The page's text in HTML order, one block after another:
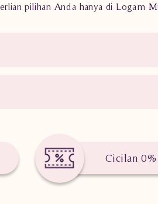
pilihan Anda hanya di Logam
Cicilan 0%